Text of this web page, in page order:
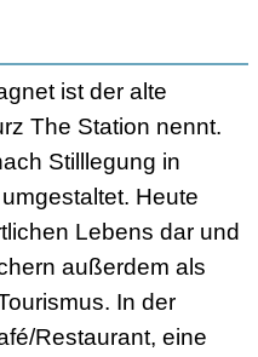
ist der alte
The Station nennt.
Stilllegung in
Heute
Lebens dar und
außerdem als
In der
Restaurant, eine